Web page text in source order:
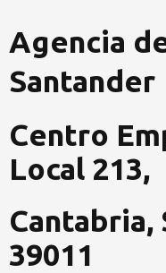
-
f
m
n
Agencia
Santander
Centro
Local 213,
Cantabria,
39011